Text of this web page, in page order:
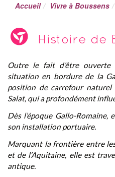
Accueil Vivre à Boussens
Histoire de
Outre le fait d’être
situation en bordure de la
position de carrefour
Salat, qui a profondément
Dès l’époque Gallo-Romaine,
son installation portuaire.
Marquant la frontière entre
et de l’Aquitaine, elle est
antique.